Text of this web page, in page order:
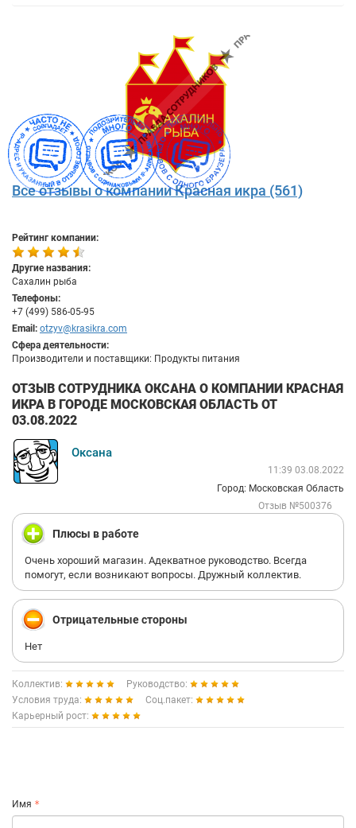
Все отзывы о компании Красная икра (561)
Рейтинг компании:
Другие названия:
Сахалин рыба
Телефоны:
+7 (499) 586-05-95
Email: otzyv@krasikra.com
Сфера деятельности:
Производители и поставщики: Продукты питания
ОТЗЫВ СОТРУДНИКА ОКСАНА О КОМПАНИИ КРАСНАЯ
ИКРА В ГОРОДЕ МОСКОВСКАЯ ОБЛАСТЬ ОТ
03.08.2022
Оксана
11:39 03.08.2022
Город: Московская Область
Отзыв №500376
Плюсы в работе
Очень хороший магазин. Адекватное руководство. Всегда
помогут, если возникают вопросы. Дружный коллектив.
Отрицательные стороны
Нет
Коллектив:
Руководство:
Условия труда:
Соц.пакет:
Карьерный рост:
Имя